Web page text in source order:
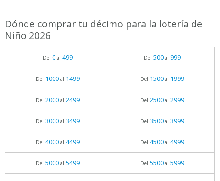
Dónde comprar tu décimo para la lotería de
Niño 2026
Del 0al 499 Del 500al 999
Del 1000al 1499 Del 1500al 1999
Del 2000al 2499 Del 2500al 2999
Del 3000al 3499 Del 3500al 3999
Del 4000al 4499 Del 4500al 4999
Del 5000al 5499 Del 5500al 5999